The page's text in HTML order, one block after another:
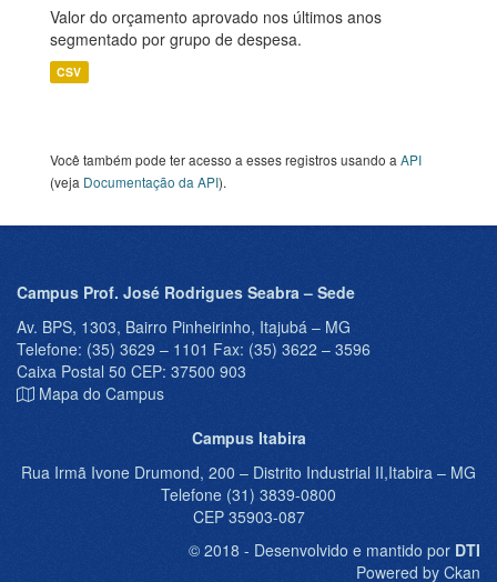
Valor do orçamento aprovado nos últimos anos
segmentado por grupo de despesa.
CSV
Você também pode ter acesso a esses registros usando a API
(veja Documentação da API).
Campus Prof. José Rodrigues Seabra – Sede
Av. BPS, 1303, Bairro Pinheirinho, Itajubá – MG
Telefone: (35) 3629 – 1101 Fax: (35) 3622 – 3596
Caixa Postal 50 CEP: 37500 903
Mapa do Campus
Campus Itabira
Rua Irmã Ivone Drumond, 200 – Distrito Industrial II,Itabira – MG
Telefone (31) 3839-0800
CEP 35903-087
© 2018 - Desenvolvido e mantido por DTI
Powered by Ckan